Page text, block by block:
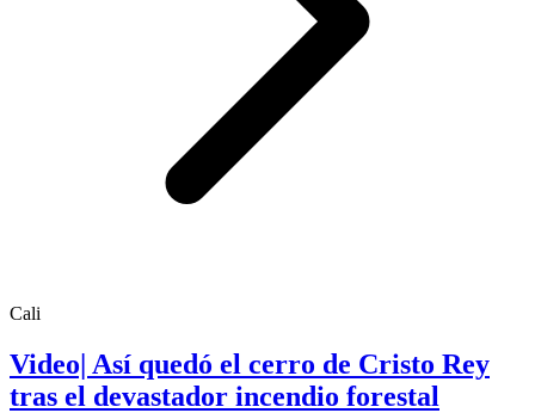
Cali
Video| Así quedó el cerro de Cristo Rey
tras el devastador incendio forestal